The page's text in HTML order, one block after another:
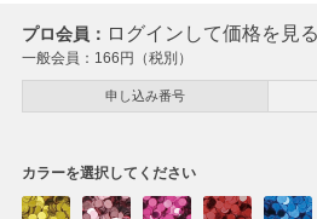
プロ会員： ログインして価格を見る
一般会員： 166円（税別）
申し込み番号
カラーを選択してください